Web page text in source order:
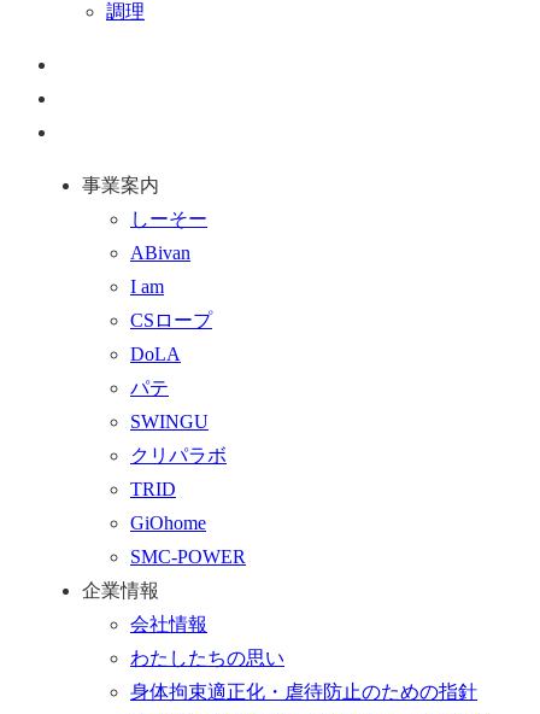
調理
事業案内
しーそー
ABivan
I am
CSロープ
DoLA
パテ
SWINGU
クリパラボ
TRID
GiOhome
SMC-POWER
企業情報
会社情報
わたしたちの思い
身体拘束適正化・虐待防止のための指針